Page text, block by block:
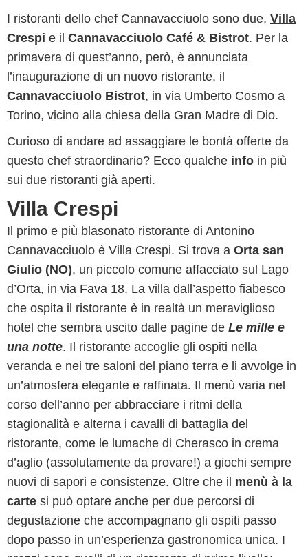
I ristoranti dello chef Cannavacciuolo sono due, Villa
Crespi e il Cannavacciuolo Café & Bistrot. Per la
primavera di quest’anno, però, è annunciata
l’inaugurazione di un nuovo ristorante, il
Cannavacciuolo Bistrot, in via Umberto Cosmo a
Torino, vicino alla chiesa della Gran Madre di Dio.
Curioso di andare ad assaggiare le bontà offerte da
questo chef straordinario? Ecco qualche info in più
sui due ristoranti già aperti.
Villa Crespi
Il primo e più blasonato ristorante di Antonino
Cannavacciuolo è Villa Crespi. Si trova a Orta san
Giulio (NO), un piccolo comune affacciato sul Lago
d’Orta, in via Fava 18. La villa dall’aspetto fiabesco
che ospita il ristorante è in realtà un meraviglioso
hotel che sembra uscito dalle pagine de Le mille e
una notte. Il ristorante accoglie gli ospiti nella
veranda e nei tre saloni del piano terra e li avvolge in
un’atmosfera elegante e raffinata. Il menù varia nel
corso dell’anno per abbracciare i ritmi della
stagionalità e alterna i cavalli di battaglia del
ristorante, come le lumache di Cherasco in crema
d’aglio (assolutamente da provare!) a giochi sempre
nuovi di sapori e consistenze. Oltre che il menù à la
carte si può optare anche per due percorsi di
degustazione che accompagnano gli ospiti passo
dopo passo in un’esperienza gastronomica unica. I